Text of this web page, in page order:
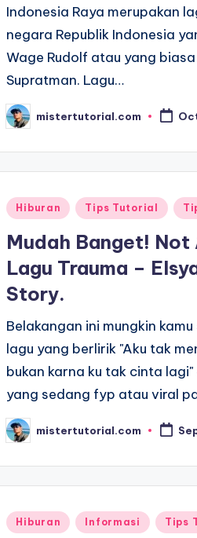
Indonesia Raya merupakan
negara Republik Indonesia
Wage Rudolf atau yang
Supratman. Lagu…
Posted
by
mistertutorial.com
Posted
Hiburan Tips Tutorial
Mudah Banget! Not
Lagu Trauma –
Story.
Belakangan ini mungkin
lagu yang berlirik "Aku tak
bukan karna ku tak cinta
yang sedang fyp atau viral
Posted
by
mistertutorial.com
Posted
Hiburan Informasi Tips